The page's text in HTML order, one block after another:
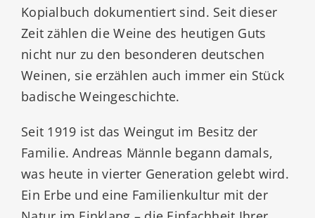
Kopialbuch dokumentiert sind. Seit dieser
Zeit zählen die Weine des heutigen Guts
nicht nur zu den besonderen deutschen
Weinen, sie erzählen auch immer ein Stück
badische Weingeschichte.
Seit 1919 ist das Weingut im Besitz der
Familie. Andreas Männle begann damals,
was heute in vierter Generation gelebt wird.
Ein Erbe und eine Familienkultur mit der